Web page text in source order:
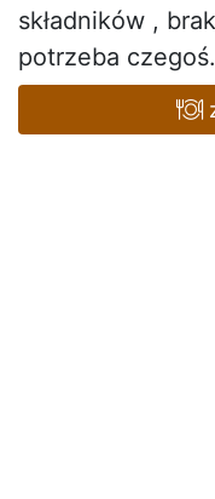
składników ,
potrzeba